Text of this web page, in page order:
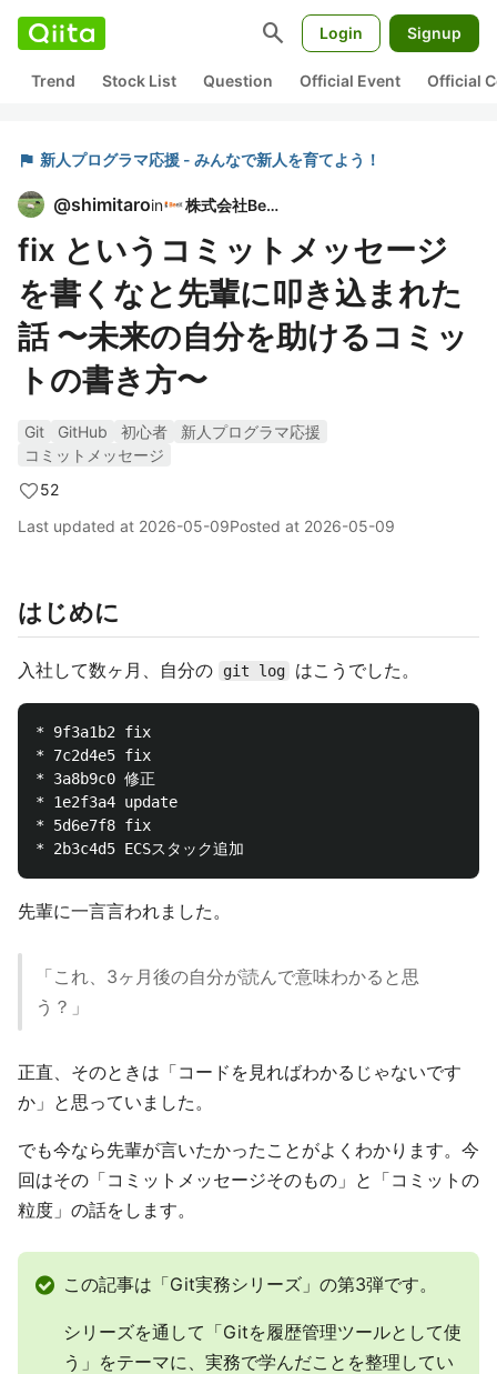
search Login Signup
Trend Stock List Question Official Event Official
flag 新人プログラマ応援 - みんなで新人を育てよう！
@shimitaroin 株式会社BeeX
fix というコミットメッセージ
を書くなと先輩に叩き込まれた
話 〜未来の自分を助けるコミッ
トの書き方〜
Git GitHub 初心者
新人プログラマ応援
コミットメッセージ
52
Last updated at 2026-05-09Posted at 2026-05-09
はじめに
入社して数ヶ月、自分の git log はこうでした。
* 9f3a1b2 fix
* 7c2d4e5 fix
* 3a8b9c0 修正
* 1e2f3a4 update
* 5d6e7f8 fix
先輩に一言言われました。
「これ、3ヶ月後の自分が読んで意味わかると思
う？」
正直、そのときは「コードを見ればわかるじゃないです
か」と思っていました。
でも今なら先輩が言いたかったことがよくわかります。今
回はその「コミットメッセージそのもの」と「コミットの
粒度」の話をします。
この記事は「Git実務シリーズ」の第3弾です。
シリーズを通して「Gitを履歴管理ツールとして使
う」をテーマに、実務で学んだことを整理してい